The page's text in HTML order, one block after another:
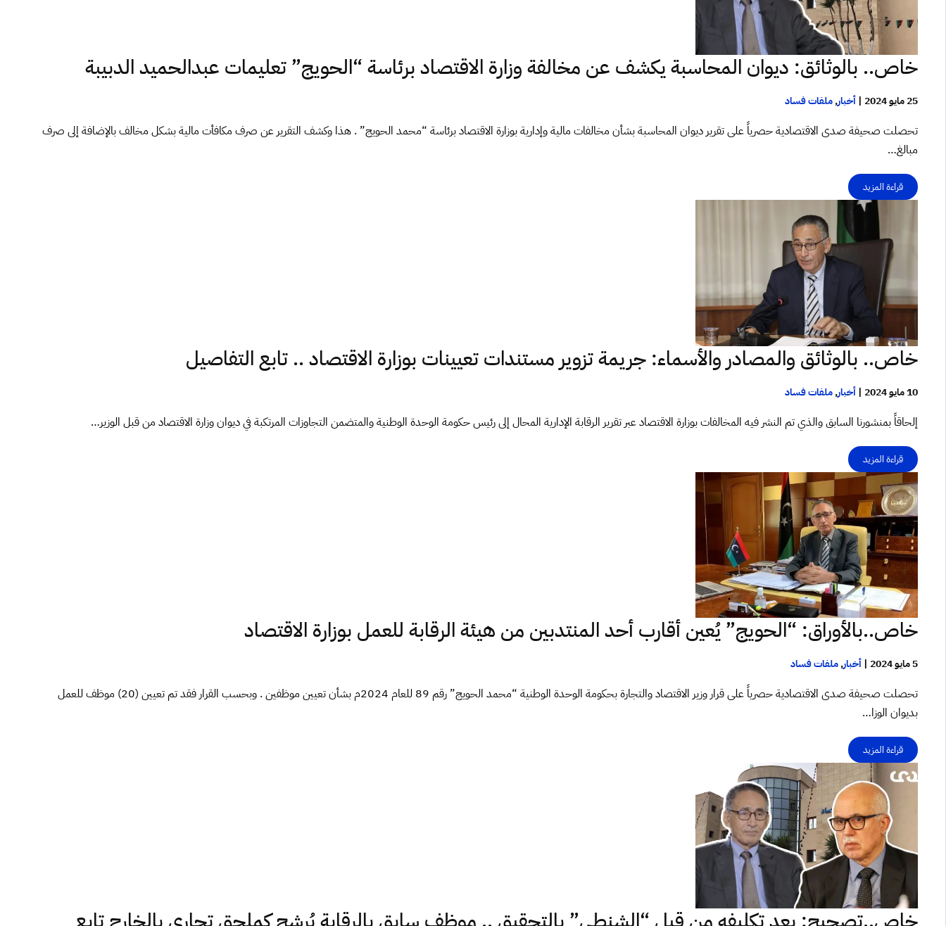
خاص.. بالوثائق: ديوان المحاسبة يكشف عن مخالفة وزارة الاقتصاد برئاسة “الحويج” تعليمات عبدالحميد الدبيبة
25 مايو 2024 | أخبار,ملفات فساد
تحصلت صحيفة صدى الاقتصادية حصرياً على تقرير ديوان المحاسبة بشأن مخالفات مالية وإدارية بوزارة الاقتصاد برئاسة “محمد الحويج” . هذا وكشف التقرير عن صرف مكافأت مالية بشكل مخالف بالإضافة إلى صرف
مبالغ…
قراءة المزيد
خاص.. بالوثائق والمصادر والأسماء: جريمة تزوير مستندات تعيينات بوزارة الاقتصاد .. تابع التفاصيل
10 مايو 2024 | أخبار,ملفات فساد
إلحاقاً بمنشورنا السابق والذي تم النشر فيه المخالفات بوزارة الاقتصاد عبر تقرير الرقابة الإدارية المحال إلى رئيس حكومة الوحدة الوطنية والمتضمن التجاوزات المرتكبة في ديوان وزارة الاقتصاد من قبل الوزير…
قراءة المزيد
خاص..بالأوراق: “الحويج” يُعين أقارب أحد المنتدبين من هيئة الرقابة للعمل بوزارة الاقتصاد
5 مايو 2024 | أخبار,ملفات فساد
تحصلت صحيفة صدى الاقتصادية حصرياً على قرار وزير الاقتصاد والتجارة بحكومة الوحدة الوطنية “محمد الحويج” رقم 89 للعام 2024م بشأن تعيين موظفين . وبحسب القرار فقد تم تعيين (20) موظف للعمل
بديوان الوزا…
قراءة المزيد